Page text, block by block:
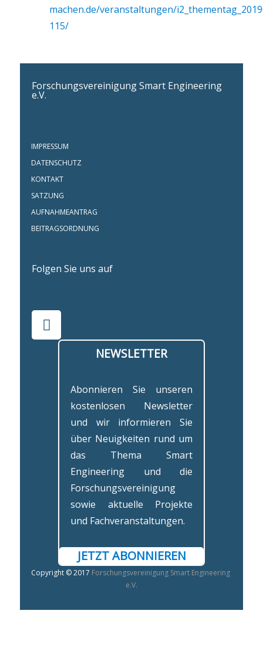
machen.de/veranstaltungen/
115/
Forschungsvereinigung Smart Engineering
e.V.
IMPRESSUM
DATENSCHUTZ
KONTAKT
SATZUNG
AUFNAHMEANTRAG
BEITRAGSORDNUNG
Folgen Sie uns auf
NEWSLETTER
Abonnieren Sie unseren
kostenlosen Newsletter
und wir informieren Sie
über Neuigkeiten rund um
das Thema Smart
Engineering und die
Forschungsvereinigung
sowie aktuelle Projekte
und Fachveranstaltungen.
JETZT ABONNIEREN
Copyright © 2017 Forschungsvereinigung Smart Engineering
e.V.